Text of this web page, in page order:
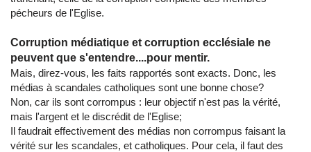
pécheurs de l'Eglise.
Corruption médiatique et corruption ecclésiale ne
peuvent que s'entendre....pour mentir.
Mais, direz-vous, les faits rapportés sont exacts. Donc, les
médias à scandales catholiques sont une bonne chose?
Non, car ils sont corrompus : leur objectif n'est pas la vérité,
mais l'argent et le discrédit de l'Eglise;
Il faudrait effectivement des médias non corrompus faisant la
vérité sur les scandales, et catholiques. Pour cela, il faut des